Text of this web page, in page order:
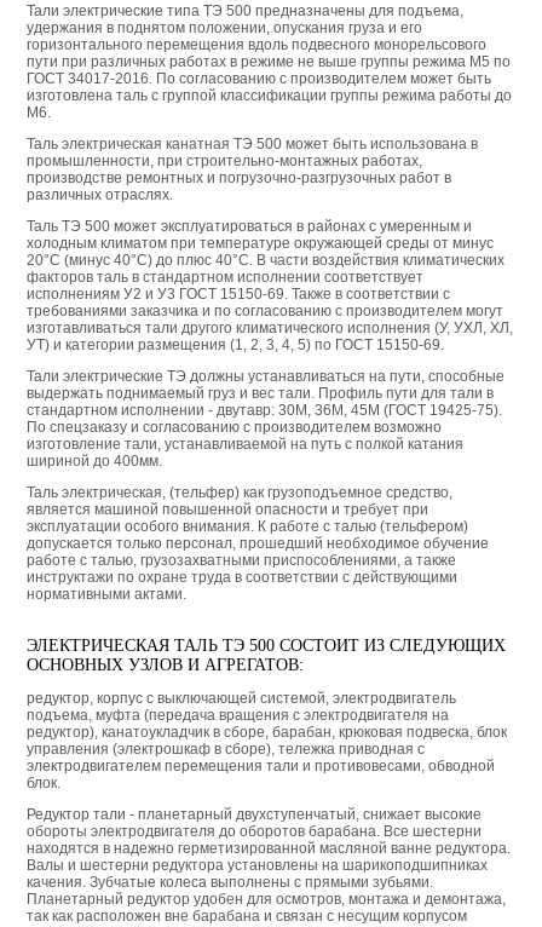
Тали электрические типа ТЭ 500 предназначены для подъема,
удержания в поднятом положении, опускания груза и его
горизонтального перемещения вдоль подвесного монорельсового
пути при различных работах в режиме не выше группы режима М5 по
ГОСТ 34017-2016. По согласованию с производителем может быть
изготовлена таль с группой классификации группы режима работы до
М6.
Таль электрическая канатная ТЭ 500 может быть использована в
промышленности, при строительно-монтажных работах,
производстве ремонтных и погрузочно-разгрузочных работ в
различных отраслях.
Таль ТЭ 500 может эксплуатироваться в районах с умеренным и
холодным климатом при температуре окружающей среды от минус
20°С (минус 40°С) до плюс 40°С. В части воздействия климатических
факторов таль в стандартном исполнении соответствует
исполнениям У2 и У3 ГОСТ 15150-69. Также в соответствии с
требованиями заказчика и по согласованию с производителем могут
изготавливаться тали другого климатического исполнения (У, УХЛ, ХЛ,
УТ) и категории размещения (1, 2, 3, 4, 5) по ГОСТ 15150-69.
Тали электрические ТЭ должны устанавливаться на пути, способные
выдержать поднимаемый груз и вес тали. Профиль пути для тали в
стандартном исполнении - двутавр: 30М, 36М, 45М (ГОСТ 19425-75).
По спецзаказу и согласованию с производителем возможно
изготовление тали, устанавливаемой на путь с полкой катания
шириной до 400мм.
Таль электрическая, (тельфер) как грузоподъемное средство,
является машиной повышенной опасности и требует при
эксплуатации особого внимания. К работе с талью (тельфером)
допускается только персонал, прошедший необходимое обучение
работе с талью, грузозахватными приспособлениями, а также
инструктажи по охране труда в соответствии с действующими
нормативными актами.
ЭЛЕКТРИЧЕСКАЯ ТАЛЬ ТЭ 500 СОСТОИТ ИЗ СЛЕДУЮЩИХ
ОСНОВНЫХ УЗЛОВ И АГРЕГАТОВ:
редуктор, корпус с выключающей системой, электродвигатель
подъема, муфта (передача вращения с электродвигателя на
редуктор), канатоукладчик в сборе, барабан, крюковая подвеска, блок
управления (электрошкаф в сборе), тележка приводная с
электродвигателем перемещения тали и противовесами, обводной
блок.
Редуктор тали - планетарный двухступенчатый, снижает высокие
обороты электродвигателя до оборотов барабана. Все шестерни
находятся в надежно герметизированной масляной ванне редуктора.
Валы и шестерни редуктора установлены на шарикоподшипниках
качения. Зубчатые колеса выполнены с прямыми зубьями.
Планетарный редуктор удобен для осмотров, монтажа и демонтажа,
так как расположен вне барабана и связан с несущим корпусом